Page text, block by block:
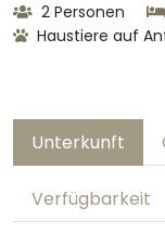
2 Personen
Haustiere auf
Unterkunft
Verfügbarkeit